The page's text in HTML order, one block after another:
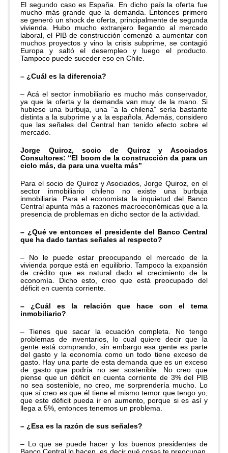
El segundo caso es España. En dicho país la oferta fue
mucho más grande que la demanda. Entonces primero
se generó un shock de oferta, principalmente de segunda
vivienda. Hubo mucho extranjero llegando al mercado
laboral, el PIB de construcción comenzó a aumentar con
muchos proyectos y vino la crisis subprime, se contagió
Europa y saltó el desempleo y luego el producto.
Tampoco puede suceder eso en Chile.
– ¿Cuál es la diferencia?
– Acá el sector inmobiliario es mucho más conservador,
ya que la oferta y la demanda van muy de la mano. Si
hubiese una burbuja, una “a la chilena” sería bastante
distinta a la subprime y a la española. Además, considero
que las señales del Central han tenido efecto sobre el
mercado.
Jorge Quiroz, socio de Quiroz y Asociados
Consultores: “El boom de la construcción da para un
ciclo más, da para una vuelta más”
Para el socio de Quiroz y Asociados, Jorge Quiroz, en el
sector inmobiliario chileno no existe una burbuja
inmobiliaria. Para el economista la inquietud del Banco
Central apunta más a razones macroeconómicas que a la
presencia de problemas en dicho sector de la actividad.
– ¿Qué ve entonces el presidente del Banco Central
que ha dado tantas señales al respecto?
– No le puede estar preocupando el mercado de la
vivienda porque está en equilibrio. Tampoco la expansión
de crédito que es natural dado el crecimiento de la
economía. Dicho esto, creo que está preocupado del
déficit en cuenta corriente.
– ¿Cuál es la relación que hace con el tema
inmobiliario?
– Tienes que sacar la ecuación completa. No tengo
problemas de inventarios, lo cual quiere decir que la
gente está comprando, sin embargo esa gente es parte
del gasto y la economía como un todo tiene exceso de
gasto. Hay una parte de esta demanda que es un exceso
de gasto que podría no ser sostenible. No creo que
piense que un déficit en cuenta corriente de 3% del PIB
no sea sostenible, no creo, me sorprendería mucho. Lo
que sí creo es que él tiene el mismo temor que tengo yo,
que este déficit pueda ir en aumento, porque si es así y
llega a 5%, entonces tenemos un problema.
– ¿Esa es la razón de sus señales?
– Lo que se puede hacer y los buenos presidentes de